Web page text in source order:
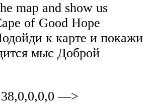
map and show us
of Good Hope
к карте и покажи
мыс Доброй
—>